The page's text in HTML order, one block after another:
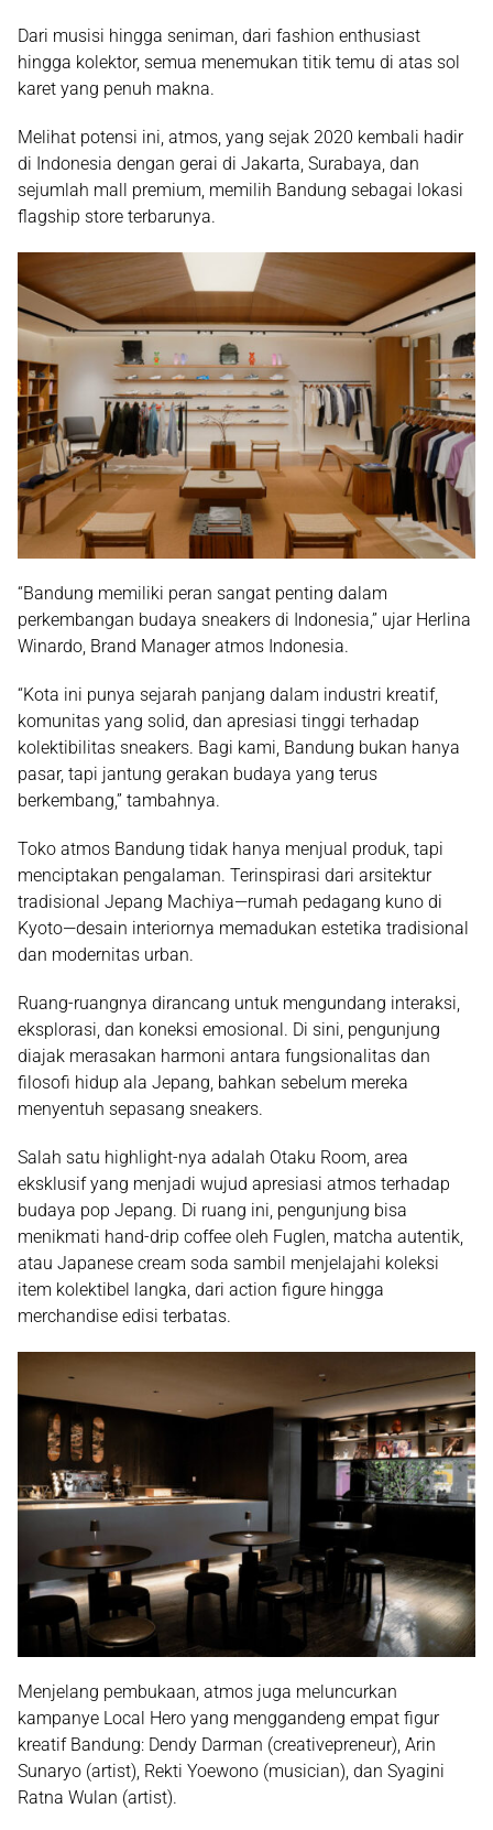
Dari musisi hingga seniman, dari fashion enthusiast
hingga kolektor, semua menemukan titik temu di atas sol
karet yang penuh makna.
Melihat potensi ini, atmos, yang sejak 2020 kembali hadir
di Indonesia dengan gerai di Jakarta, Surabaya, dan
sejumlah mall premium, memilih Bandung sebagai lokasi
flagship store terbarunya.
“Bandung memiliki peran sangat penting dalam
perkembangan budaya sneakers di Indonesia,” ujar Herlina
Winardo , Brand Manager atmos Indonesia.
“Kota ini punya sejarah panjang dalam industri kreatif,
komunitas yang solid, dan apresiasi tinggi terhadap
kolektibilitas sneakers. Bagi kami, Bandung bukan hanya
pasar, tapi jantung gerakan budaya yang terus
berkembang,” tambahnya.
Toko atmos Bandung tidak hanya menjual produk, tapi
menciptakan pengalaman. Terinspirasi dari arsitektur
tradisional Jepang Machiya—rumah pedagang kuno di
Kyoto—desain interiornya memadukan estetika tradisional
dan modernitas urban.
Ruang-ruangnya dirancang untuk mengundang interaksi,
eksplorasi, dan koneksi emosional. Di sini, pengunjung
diajak merasakan harmoni antara fungsionalitas dan
filosofi hidup ala Jepang, bahkan sebelum mereka
menyentuh sepasang sneakers.
Salah satu highlight-nya adalah Otaku Room, area
eksklusif yang menjadi wujud apresiasi atmos terhadap
budaya pop Jepang. Di ruang ini, pengunjung bisa
menikmati hand-drip coffee oleh Fuglen, matcha autentik,
atau Japanese cream soda sambil menjelajahi koleksi
item kolektibel langka, dari action figure hingga
merchandise edisi terbatas.
Menjelang pembukaan, atmos juga meluncurkan
kampanye Local Hero yang menggandeng empat figur
kreatif Bandung: Dendy Darman (creativepreneur), Arin
Sunaryo (artist), Rekti Yoewono (musician), dan Syagini
Ratna Wulan (artist).